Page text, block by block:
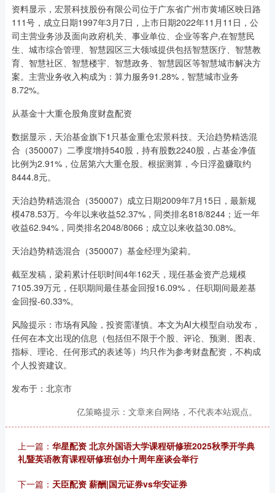
资料显示，宏景科技股份有限公司位于广东省广州市黄埔区映日路
111号，成立日期1997年3月7日，上市日期2022年11月11日，公
司主营业务涉及面向政府机关、事业单位、企业等客户,在智慧民
生、城市综合管理、智慧园区三大领域提供包括智慧医疗、智慧教
育、智慧社区、智慧楼宇、智慧政务、智慧园区等智慧城市解决方
案。主营业务收入构成为：算力服务91.28%，智慧城市业务
8.72%。
从基金十大重仓股角度财盘配资
数据显示，天治基金旗下1只基金重仓宏景科技。天治趋势精选混
合（350007）二季度增持540股，持有股数2240股，占基金净值
比例为2.91%，位居第六大重仓股。根据测算，今日浮盈赚取约
8444.8元。
天治趋势精选混合（350007）成立日期2009年7月15日，最新规
模478.53万。今年以来收益52.37%，同类排名818/8244；近一年
收益62.94%，同类排名2048/8066；成立以来收益30.08%。
天治趋势精选混合（350007）基金经理为梁莉。
截至发稿，梁莉累计任职时间4年162天，现任基金资产总规模
7105.39万元，任职期间最佳基金回报16.09%， 任职期间最差基
金回报-60.33%。
风险提示：市场有风险，投资需谨慎。本文为AI大模型自动发布，
任何在本文出现的信息（包括但不限于个股、评论、预测、图表、
指标、理论、任何形式的表述等）均只作为参考财盘配资，不构成
个人投资建议。
发布于：北京市
亿策略提示：文章来自网络，不代表本站观点。
上一篇： 华星配资 北京外国语大学课程研修班2025秋季开学典
礼暨英语教育课程研修班创办十周年座谈会举行
下一篇： 天臣配资 薪酬|国元证券vs华安证券